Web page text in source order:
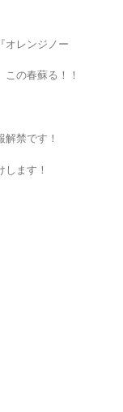
オレンジノー
の春蘇る！！
禁です！
ます！